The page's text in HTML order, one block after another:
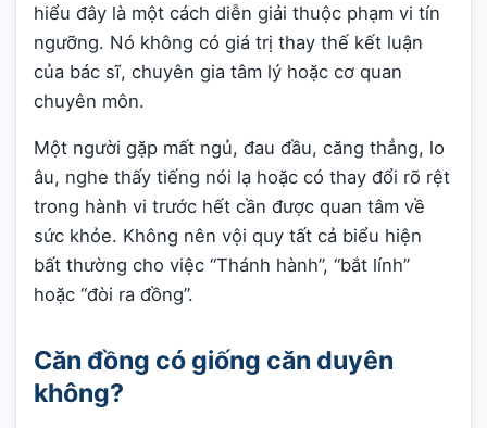
hiểu đây là một cách diễn giải thuộc phạm vi tín
ngưỡng. Nó không có giá trị thay thế kết luận
của bác sĩ, chuyên gia tâm lý hoặc cơ quan
chuyên môn.
Một người gặp mất ngủ, đau đầu, căng thẳng, lo
âu, nghe thấy tiếng nói lạ hoặc có thay đổi rõ rệt
trong hành vi trước hết cần được quan tâm về
sức khỏe. Không nên vội quy tất cả biểu hiện
bất thường cho việc “Thánh hành”, “bắt lính”
hoặc “đòi ra đồng”.
Căn đồng có giống căn duyên
không?